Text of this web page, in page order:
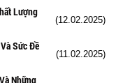
Lượng
(12.02.2025)
Sức Đề
(11.02.2025)
Những